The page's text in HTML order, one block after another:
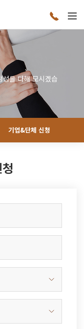
을 다해 모시겠습
기업&단체 신청